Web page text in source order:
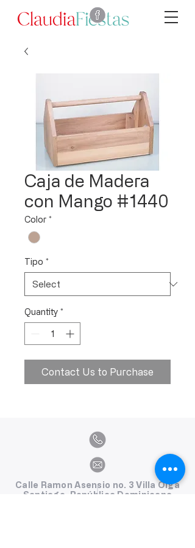
Caja de Madera
con Mango #1440
Color *
Tipo *
Quantity *
Contact Us to Purchase
Calle Ramon Asensio no. 3 Villa Olga
Santiago, República Dominicana